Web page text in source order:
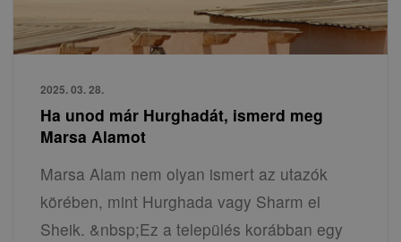
2025. 03. 28.
Ha unod már Hurghadát, ismerd meg
Marsa Alamot
Marsa Alam nem olyan ismert az utazók
körében, mint Hurghada vagy Sharm el
Sheik. &nbsp;Ez a település korábban egy